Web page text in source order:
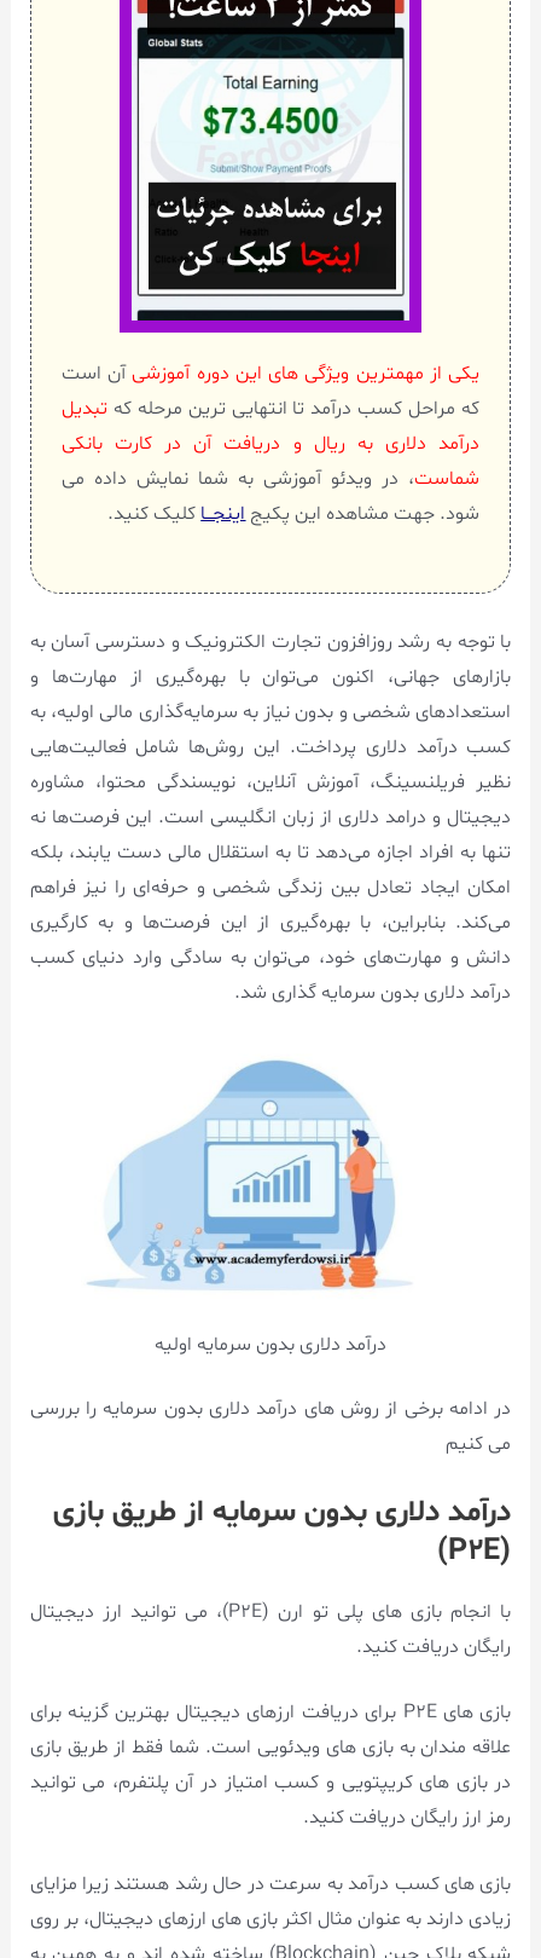
یکی از مهمترین ویژگی های این دوره آموزشیآن است
که مراحل کسب درآمد تا انتهایی ترین مرحله که تبدیل
درآمد دلاری به ریال و دریافت آن در کارت بانکی
شماست، در ویدئو آموزشی به شما نمایش داده می
شود. جهت مشاهده این پکیجاینجـــاکلیک کنید.
با توجه به رشد روزافزون تجارت الکترونیک و دسترسی آسان به
بازارهای جهانی، اکنون می‌توان با بهره‌گیری از مهارت‌ها و
استعدادهای شخصی و بدون نیاز به سرمایه‌گذاری مالی اولیه، به
کسب درآمد دلاری پرداخت. این روش‌ها شامل فعالیت‌هایی
نظیر فریلنسینگ، آموزش آنلاین، نویسندگی محتوا، مشاوره
دیجیتال و درامد دلاری از زبان انگلیسی است. این فرصت‌ها نه
تنها به افراد اجازه می‌دهد تا به استقلال مالی دست یابند، بلکه
امکان ایجاد تعادل بین زندگی شخصی و حرفه‌ای را نیز فراهم
می‌کند. بنابراین، با بهره‌گیری از این فرصت‌ها و به کارگیری
دانش و مهارت‌های خود، می‌توان به سادگی وارد دنیای کسب
درآمد دلاری بدون سرمایه گذاری شد.
درآمد دلاری بدون سرمایه اولیه
در ادامه برخی از روش های درآمد دلاری بدون سرمایه را بررسی
می کنیم
درآمد دلاری بدون سرمایه از طریق بازی
(P2E)
با انجام بازی های پلی تو ارن (P2E)، می توانید ارز دیجیتال
رایگان دریافت کنید.
بازی های P2E برای دریافت ارزهای دیجیتال بهترین گزینه برای
علاقه مندان به بازی های ویدئویی است. شما فقط از طریق بازی
در بازی های کریپتویی و کسب امتیاز در آن پلتفرم، می توانید
رمز ارز رایگان دریافت کنید.
بازی های کسب درآمد به سرعت در حال رشد هستند زیرا مزایای
زیادی دارند به عنوان مثال اکثر بازی های ارزهای دیجیتال، بر روی